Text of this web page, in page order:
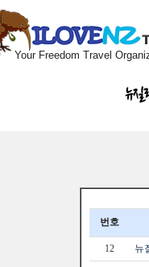
Your Freedom Travel
뉴질
번호
12 뉴